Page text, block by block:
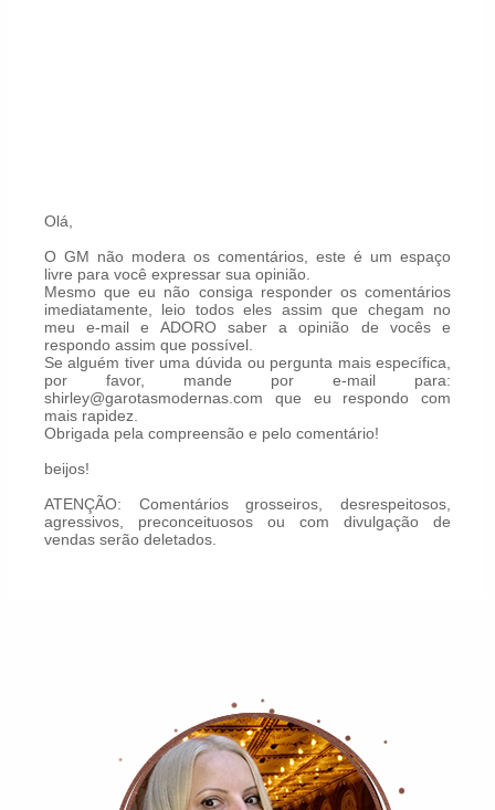
Olá,
O GM não modera os comentários, este é um espaço
livre para você expressar sua opinião.
Mesmo que eu não consiga responder os comentários
imediatamente, leio todos eles assim que chegam no
meu e-mail e ADORO saber a opinião de vocês e
respondo assim que possível.
Se alguém tiver uma dúvida ou pergunta mais específica,
por favor, mande por e-mail para:
shirley@garotasmodernas.com que eu respondo com
mais rapidez.
Obrigada pela compreensão e pelo comentário!
beijos!
ATENÇÃO: Comentários grosseiros, desrespeitosos,
agressivos, preconceituosos ou com divulgação de
vendas serão deletados.